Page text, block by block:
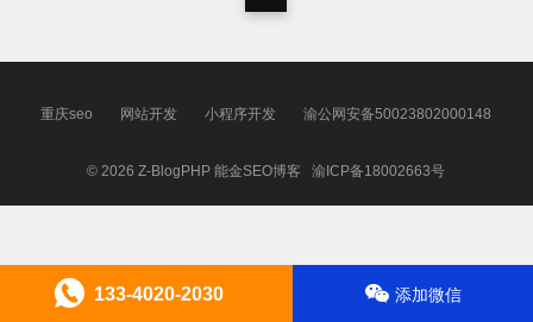
重庆seo 网站开发 小程序开发 渝公网安备50023802000148
© 2026Z-BlogPHP 能金SEO博客渝ICP备18002663号
133-4020-2030 添加微信